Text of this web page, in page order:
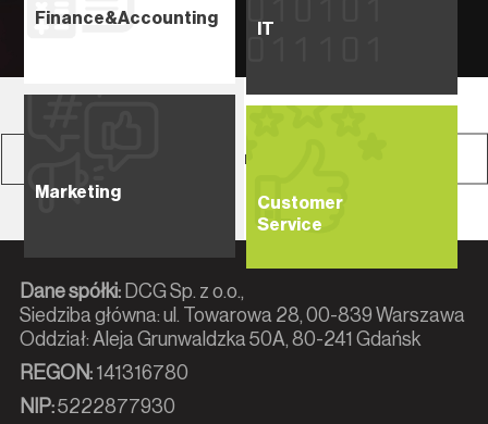
Finance&Accounting
IT
Marketing
Customer
Service
usługa
następna usługa
Dane spółki:DCG Sp. z o.o.,
Siedziba główna: ul. Towarowa 28, 00-839 Warszawa
Oddział: Aleja Grunwaldzka 50A, 80-241 Gdańsk
REGON:141316780
NIP:5222877930